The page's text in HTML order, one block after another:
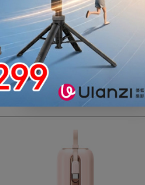
Joyroom 汽車隱形防撞保護條 - 6條
裝 - 白色 | 彈力柔軟矽膠條 | 1cm加厚
$75 $98